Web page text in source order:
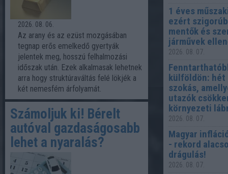
2026. 08. 06.
Az arany és az ezüst mozgásában
tegnap erős emelkedő gyertyák
jelentek meg, hosszú felhalmozási
időszak után. Ezek alkalmasak lehetnek
arra hogy struktúraváltás felé lökjék a
két nemesfém árfolyamát.
Számoljuk ki! Bérelt
autóval gazdaságosabb
lehet a nyaralás?
1 éves
ezért
mentők és
járművek
2026. 08. 07.
külföldön: hét
szokás,
utazók
környezeti
2026. 08. 07.
Magyar
- rekord
drágulás!
2026. 08. 07.